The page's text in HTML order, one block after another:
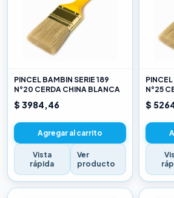
PINCEL BAMBIN SERIE 189
N°20 CERDA CHINA BLANCA
$ 3984,46
Agregar al carrito
Vista
rápida
Ver
producto
N°25
$